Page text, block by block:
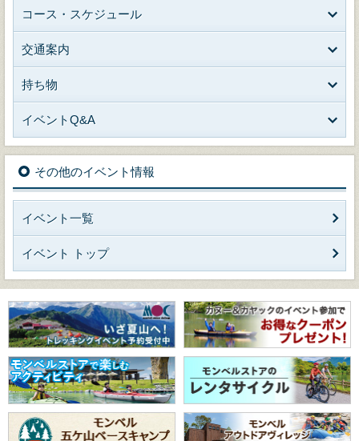
コース・スケジュール
交通案内
持ち物
イベントQ&A
その他のイベント情報
イベント一覧
イベント トップ